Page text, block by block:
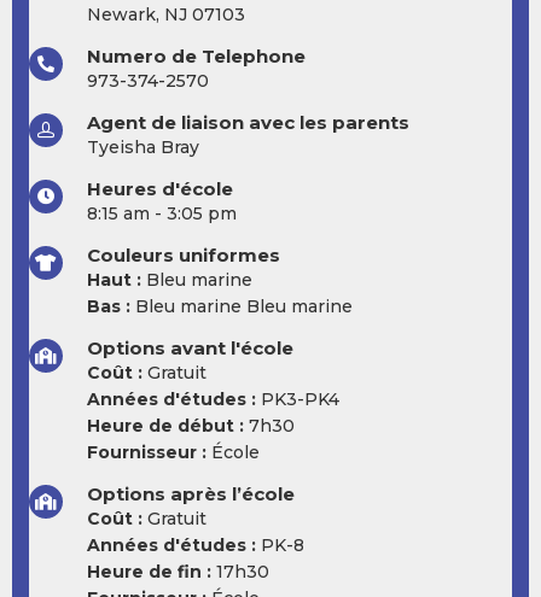
Newark, NJ 07103
Numero de Telephone
973-374-2570
Agent de liaison avec les parents
Tyeisha Bray
Heures d'école
8:15 am - 3:05 pm
Couleurs uniformes
Haut : Bleu marine
Bas : Bleu marine Bleu marine
Options avant l'école
Coût : Gratuit
Années d'études : PK3-PK4
Heure de début : 7h30
Fournisseur : École
Options après l’école
Coût : Gratuit
Années d'études : PK-8
Heure de fin : 17h30